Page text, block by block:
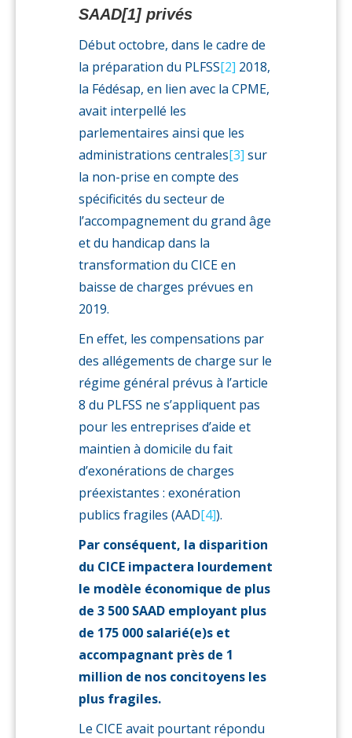
SAAD[1] privés
Début octobre, dans le cadre de
la préparation du PLFSS[2] 2018,
la Fédésap, en lien avec la CPME,
avait interpellé les
parlementaires ainsi que les
administrations centrales[3] sur
la non-prise en compte des
spécificités du secteur de
l’accompagnement du grand âge
et du handicap dans la
transformation du CICE en
baisse de charges prévues en
2019.
En effet, les compensations par
des allégements de charge sur le
régime général prévus à l’article
8 du PLFSS ne s’appliquent pas
pour les entreprises d’aide et
maintien à domicile du fait
d’exonérations de charges
préexistantes : exonération
publics fragiles (AAD[4]).
Par conséquent, la disparition
du CICE impactera lourdement
le modèle économique de plus
de 3 500 SAAD employant plus
de 175 000 salarié(e)s et
accompagnant près de 1
million de nos concitoyens les
plus fragiles.
Le CICE avait pourtant répondu